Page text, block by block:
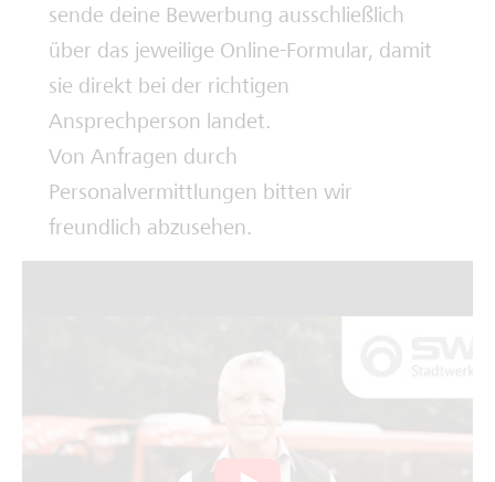
sende deine Bewerbung ausschließlich
über das jeweilige Online-Formular, damit
sie direkt bei der richtigen
Ansprechperson landet.
Von Anfragen durch
Personalvermittlungen bitten wir
freundlich abzusehen.